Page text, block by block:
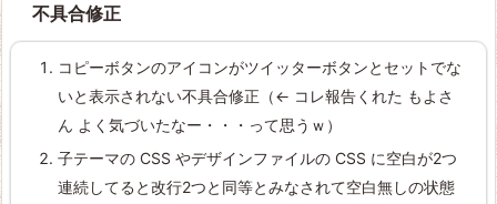
不具合修正
コピーボタンのアイコンがツイッターボタンとセットでな
いと表示されない不具合修正（← コレ報告くれた もよさ
ん よく気づいたなー・・・って思うｗ）
子テーマの CSS やデザインファイルの CSS に空白が2つ
連続してると改行2つと同等とみなされて空白無しの状態